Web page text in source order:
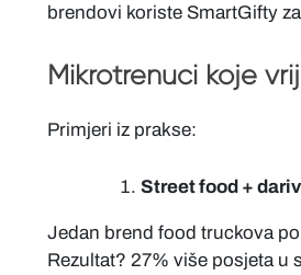
brendovi koriste SmartGifty
Mikrotrenuci koje
Primjeri iz prakse:
Street food +
Jedan brend food truckova
Rezultat? 27% više posjeta u